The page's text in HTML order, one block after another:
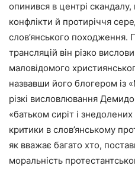
опинився в центрі
конфлікти й протиріччя
слов’янського походження.
трансляцій він різко
маловідомого
назвавши його блогером із
різкі висловлювання
«батьком сиріт і
критики в слов’янському
як вважає багато хто,
моральність